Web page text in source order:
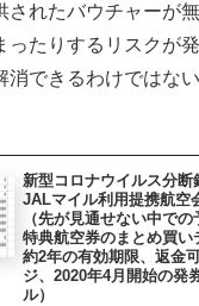
されたバウチャーが
ったりするリスクが
消できるわけではな
新型コロナウイルス分断
JALマイル利用提携航空
（先が見通せない中での
特典航空券のまとめ買
約2年の有効期限、返金
ジ、2020年4月開始の発
ル）